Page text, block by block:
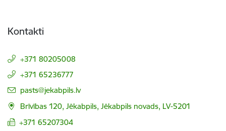
Kontakti
+371 80205008
+371 65236777
E-pasts:
pasts@jekabpils.lv
Brīvības 120, Jēkabpils, Jēkabpils novads, LV-5201
+371 65207304